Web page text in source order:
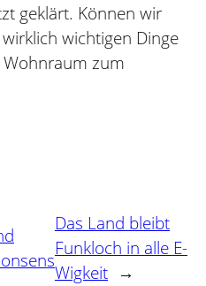
geklärt. Können wir
wichtigen Dinge
zum
Das Land bleibt
Funkloch in alle E-
Wigkeit →